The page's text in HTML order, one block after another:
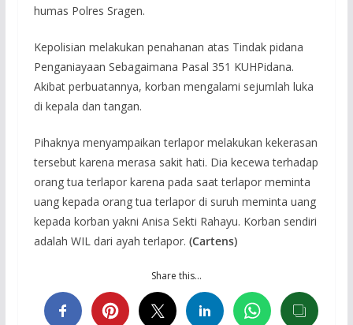
humas Polres Sragen.
Kepolisian melakukan penahanan atas Tindak pidana
Penganiayaan Sebagaimana Pasal 351 KUHPidana.
Akibat perbuatannya, korban mengalami sejumlah luka
di kepala dan tangan.
Pihaknya menyampaikan terlapor melakukan kekerasan
tersebut karena merasa sakit hati. Dia kecewa terhadap
orang tua terlapor karena pada saat terlapor meminta
uang kepada orang tua terlapor di suruh meminta uang
kepada korban yakni Anisa Sekti Rahayu. Korban sendiri
adalah WIL dari ayah terlapor. (Cartens)
Share this…